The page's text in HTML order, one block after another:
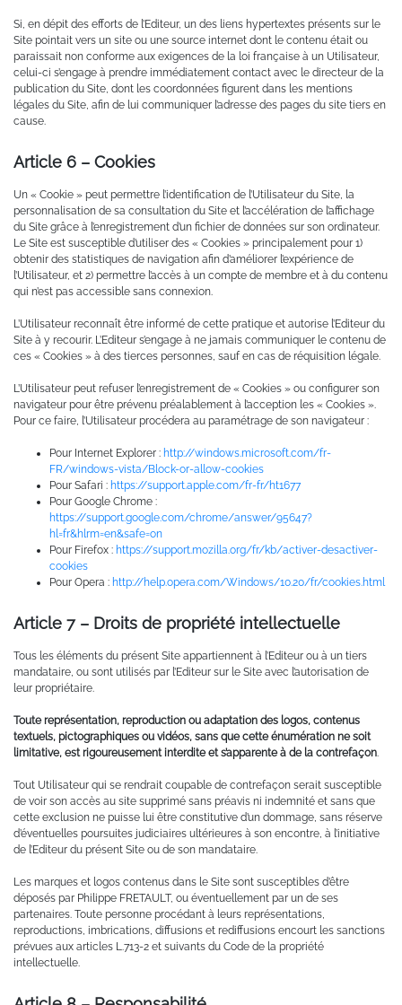
Si, en dépit des efforts de l’Editeur, un des liens hypertextes présents sur le
Site pointait vers un site ou une source internet dont le contenu était ou
paraissait non conforme aux exigences de la loi française à un Utilisateur,
celui-ci s’engage à prendre immédiatement contact avec le directeur de la
publication du Site, dont les coordonnées figurent dans les mentions
légales du Site, afin de lui communiquer l’adresse des pages du site tiers en
cause.
Article 6 – Cookies
Un « Cookie » peut permettre l’identification de l’Utilisateur du Site, la
personnalisation de sa consultation du Site et l’accélération de l’affichage
du Site grâce à l’enregistrement d’un fichier de données sur son ordinateur.
Le Site est susceptible d’utiliser des « Cookies » principalement pour 1)
obtenir des statistiques de navigation afin d’améliorer l’expérience de
l’Utilisateur, et 2) permettre l’accès à un compte de membre et à du contenu
qui n’est pas accessible sans connexion.
L’Utilisateur reconnaît être informé de cette pratique et autorise l’Editeur du
Site à y recourir. L’Editeur s’engage à ne jamais communiquer le contenu de
ces « Cookies » à des tierces personnes, sauf en cas de réquisition légale.
L’Utilisateur peut refuser l’enregistrement de « Cookies » ou configurer son
navigateur pour être prévenu préalablement à l’acception les « Cookies ».
Pour ce faire, l’Utilisateur procédera au paramétrage de son navigateur :
Pour Internet Explorer : http://windows.microsoft.com/fr-
FR/windows-vista/Block-or-allow-cookies
Pour Safari : https://support.apple.com/fr-fr/ht1677
Pour Google Chrome :
https://support.google.com/chrome/answer/95647?
hl=fr&hlrm=en&safe=on
Pour Firefox : https://support.mozilla.org/fr/kb/activer-desactiver-
cookies
Pour Opera : http://help.opera.com/Windows/10.20/fr/cookies.html
Article 7 – Droits de propriété intellectuelle
Tous les éléments du présent Site appartiennent à l’Editeur ou à un tiers
mandataire, ou sont utilisés par l’Editeur sur le Site avec l’autorisation de
leur propriétaire.
Toute représentation, reproduction ou adaptation des logos, contenus
textuels, pictographiques ou vidéos, sans que cette énumération ne soit
limitative, est rigoureusement interdite et s’apparente à de la contrefaçon.
Tout Utilisateur qui se rendrait coupable de contrefaçon serait susceptible
de voir son accès au site supprimé sans préavis ni indemnité et sans que
cette exclusion ne puisse lui être constitutive d’un dommage, sans réserve
d’éventuelles poursuites judiciaires ultérieures à son encontre, à l’initiative
de l’Editeur du présent Site ou de son mandataire.
Les marques et logos contenus dans le Site sont susceptibles d’être
déposés par Philippe FRETAULT, ou éventuellement par un de ses
partenaires. Toute personne procédant à leurs représentations,
reproductions, imbrications, diffusions et rediffusions encourt les sanctions
prévues aux articles L.713-2 et suivants du Code de la propriété
intellectuelle.